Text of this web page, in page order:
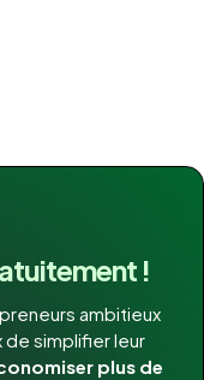
!
ambitieux
simplifier leur
plus de